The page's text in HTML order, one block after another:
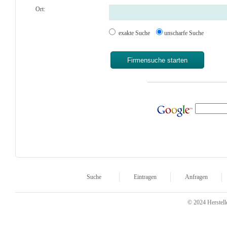
Ort:
exakte Suche unscharfe Suche
Suche Eintragen Anfragen
© 2024